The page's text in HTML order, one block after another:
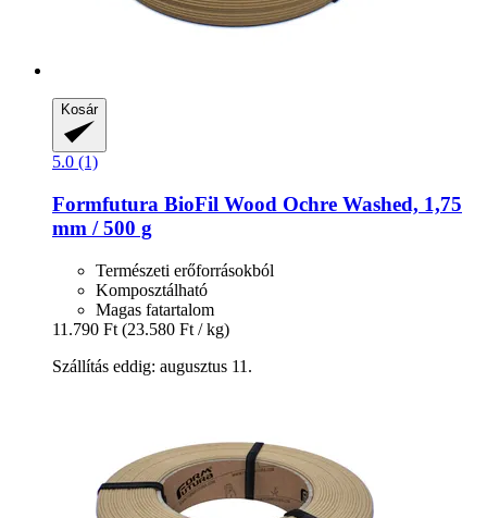
Kosár
5.0 (1)
Formfutura BioFil Wood Ochre Washed, 1,75
mm / 500 g
Természeti erőforrásokból
Komposztálható
Magas fatartalom
11.790 Ft (23.580 Ft / kg)
Szállítás eddig: augusztus 11.